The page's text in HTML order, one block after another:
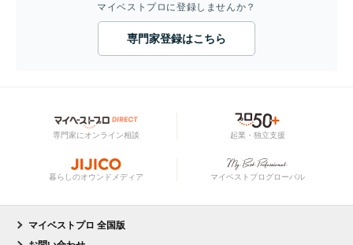
マイベストプロに登録しませんか？
専門家登録はこちら
専門家にオンライン相談 起業・独立支援
暮らしのオウンドメディア マイベストプログローバル
マイベストプロ 全国版